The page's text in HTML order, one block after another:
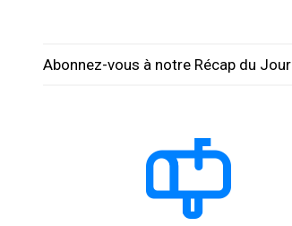
Abonnez-vous à notre Récap du Jour